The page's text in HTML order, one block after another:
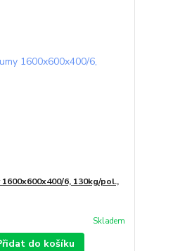
6, 130kg/pol.,
Skladem
do košíku